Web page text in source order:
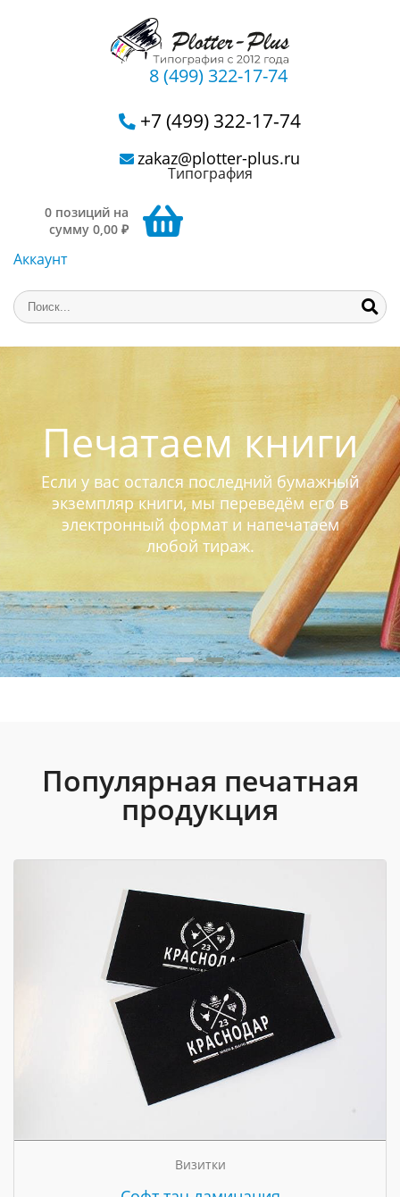
8 (499) 322-17-74
+7 (499) 322-17-74
zakaz@plotter-plus.ru
Типография
0 позиций на
сумму 0,00 ₽
Аккаунт
Печатаем книги
Если у вас остался последний бумажный
экземпляр книги, мы переведём его в
электронный формат и напечатаем
любой тираж.
Популярная печатная
продукция
Визитки